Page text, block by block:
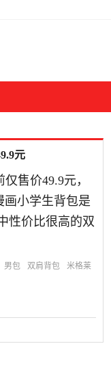
元
售价49.9元，
画小学生背包是
性价比很高的双
男包 双肩背包
米格莱